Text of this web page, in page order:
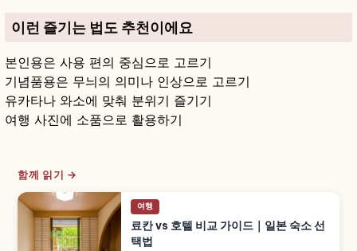
이런 즐기는 법도 추천이에요
본인용은 사용 편의 중심으로 고르기
기념품용은 무늬의 의미나 인상으로 고르기
유카타나 와소에 맞춰 분위기 즐기기
여행 사진에 소품으로 활용하기
함께 읽기 →
여행
료칸 vs 호텔 비교 가이드｜일본 숙소 선
택법